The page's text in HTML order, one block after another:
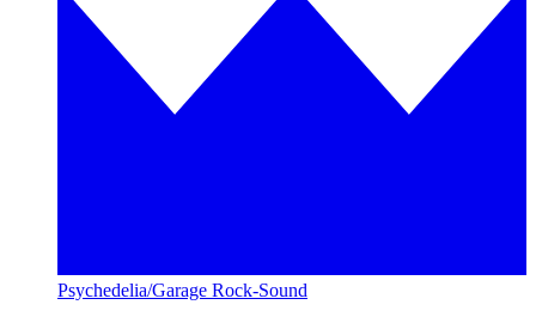
Psychedelia/Garage Rock-Sound